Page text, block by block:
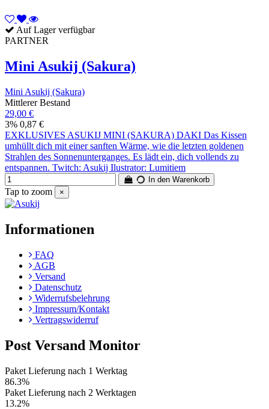
Auf Lager verfügbar
PARTNER
Mini Asukij (Sakura)
Mini Asukij (Sakura)
Mittlerer Bestand
29,00 €
3% 0,87 €
EXKLUSIVES ASUKIJ MINI (SAKURA) DAKI Das Kissen
umhüllt dich mit einer sanften Wärme, wie die letzten goldenen
Strahlen des Sonnenunterganges. Es lädt ein, dich vollends zu
entspannen. Twitch: Asukij Ilustrator: Lumitiem
In den Warenkorb
Tap to zoom ×
Informationen
FAQ
AGB
Versand
Datenschutz
Widerrufsbelehrung
Impressum/Kontakt
Vertragswiderruf
Post Versand Monitor
Paket Lieferung nach 1 Werktag
86.3%
Paket Lieferung nach 2 Werktagen
13.2%